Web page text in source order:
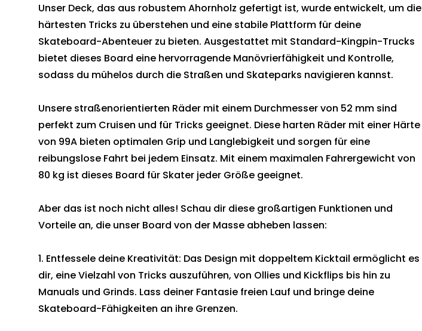
Unser Deck, das aus robustem Ahornholz gefertigt ist, wurde entwickelt, um die
härtesten Tricks zu überstehen und eine stabile Plattform für deine
Skateboard-Abenteuer zu bieten. Ausgestattet mit Standard-Kingpin-Trucks
bietet dieses Board eine hervorragende Manövrierfähigkeit und Kontrolle,
sodass du mühelos durch die Straßen und Skateparks navigieren kannst.
Unsere straßenorientierten Räder mit einem Durchmesser von 52 mm sind
perfekt zum Cruisen und für Tricks geeignet. Diese harten Räder mit einer Härte
von 99A bieten optimalen Grip und Langlebigkeit und sorgen für eine
reibungslose Fahrt bei jedem Einsatz. Mit einem maximalen Fahrergewicht von
80 kg ist dieses Board für Skater jeder Größe geeignet.
Aber das ist noch nicht alles! Schau dir diese großartigen Funktionen und
Vorteile an, die unser Board von der Masse abheben lassen:
1. Entfessele deine Kreativität: Das Design mit doppeltem Kicktail ermöglicht es
dir, eine Vielzahl von Tricks auszuführen, von Ollies und Kickflips bis hin zu
Manuals und Grinds. Lass deiner Fantasie freien Lauf und bringe deine
Skateboard-Fähigkeiten an ihre Grenzen.